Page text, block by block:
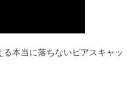
本当に落ちないピアスキャッ